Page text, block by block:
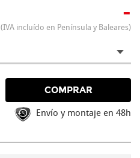
-
(IVA incluído en Península y Baleares)
COMPRAR
Envío y montaje en 48h